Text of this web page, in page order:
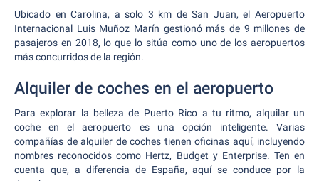
Ubicado en Carolina, a solo 3 km de San Juan, el Aeropuerto
Internacional Luis Muñoz Marín gestionó más de 9 millones de
pasajeros en 2018, lo que lo sitúa como uno de los aeropuertos
más concurridos de la región.
Alquiler de coches en el aeropuerto
Para explorar la belleza de Puerto Rico a tu ritmo, alquilar un
coche en el aeropuerto es una opción inteligente. Varias
compañías de alquiler de coches tienen oficinas aquí, incluyendo
nombres reconocidos como Hertz, Budget y Enterprise. Ten en
cuenta que, a diferencia de España, aquí se conduce por la